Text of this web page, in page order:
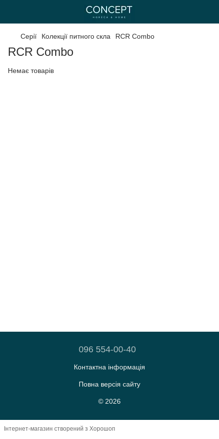
Серії Колекції питного скла RCR Combo
RCR Combo
Немає товарів
096 554-00-40
Контактна інформація
Повна версія сайту
© 2026
Інтернет-магазин створений з Хорошоп